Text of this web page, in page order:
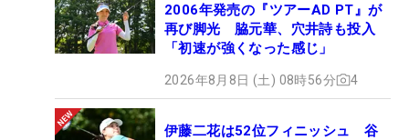
2006年発売の『ツアーAD PT』が
再び脚光 脇元華、穴井詩も投入
「初速が強くなった感じ」
2026年8月8日 (土) 08時56分 4
伊藤二花は52位フィニッシュ 谷